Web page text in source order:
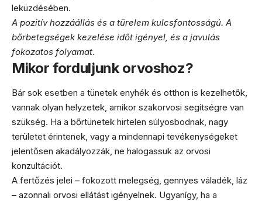
leküzdésében.
A pozitív hozzáállás és a türelem kulcsfontosságú. A
bőrbetegségek kezelése időt igényel, és a javulás
fokozatos folyamat.
Mikor forduljunk orvoshoz?
Bár sok esetben a tünetek enyhék és otthon is kezelhetők,
vannak olyan helyzetek, amikor szakorvosi segítségre van
szükség. Ha a bőrtünetek hirtelen súlyosbodnak, nagy
területet érintenek, vagy a mindennapi tevékenységeket
jelentősen akadályozzák, ne halogassuk az orvosi
konzultációt.
A fertőzés jelei – fokozott melegség, gennyes váladék, láz
– azonnali orvosi ellátást igényelnek. Ugyanígy, ha a